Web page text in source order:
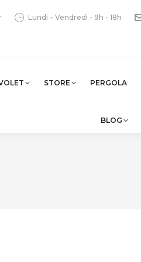
Lundi – Vendredi - 9h - 18h
STORE PERGOLA
BLOG